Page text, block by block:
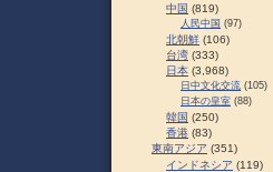
中国 (819)
人民中国 (97)
北朝鮮 (106)
台湾 (333)
日本 (3,968)
日中文化交流 (105)
日本の皇室 (88)
韓国 (250)
香港 (83)
東南アジア (351)
インドネシア (119)